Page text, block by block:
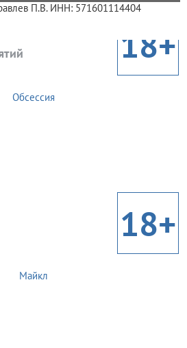
П.В. ИНН: 571601114404
18+
Обсессия
18+
Майкл